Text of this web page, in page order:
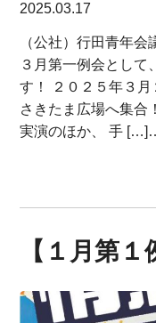
2025.03.17
（公社）行田青年
３月第一例会として
す！ ２０２５年３月
さきたま広場へ集合
実演のほか、 手
【１月第